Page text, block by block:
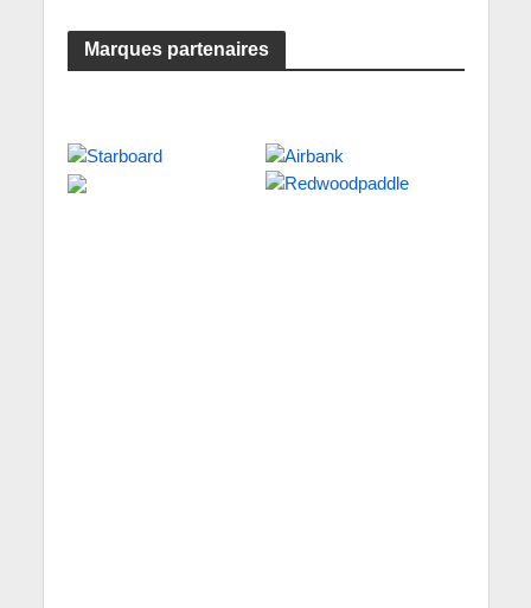
Marques partenaires